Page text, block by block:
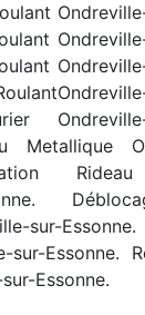
Ondreville-
Metallique
sur-Essonne.
Essonne.
Essonne.